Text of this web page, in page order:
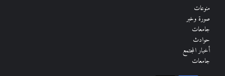
منوعات
صورة وخبر
جامعات
حوادث
أخبار المجتمع
جامعات